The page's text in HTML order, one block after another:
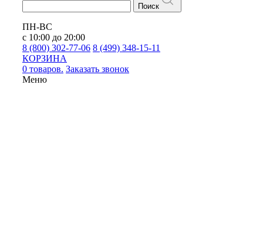
Поиск
ПН-ВС
с 10:00 до 20:00
8 (800) 302-77-06 8 (499) 348-15-11
КОРЗИНА
0 товаров. Заказать звонок
Меню